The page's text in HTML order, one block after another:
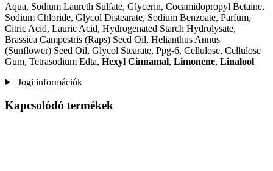
Aqua, Sodium Laureth Sulfate, Glycerin, Cocamidopropyl Betaine,
Sodium Chloride, Glycol Distearate, Sodium Benzoate, Parfum,
Citric Acid, Lauric Acid, Hydrogenated Starch Hydrolysate,
Brassica Campestris (Raps) Seed Oil, Helianthus Annus
(Sunflower) Seed Oil, Glycol Stearate, Ppg-6, Cellulose, Cellulose
Gum, Tetrasodium Edta, Hexyl Cinnamal, Limonene, Linalool
Jogi információk
Kapcsolódó termékek